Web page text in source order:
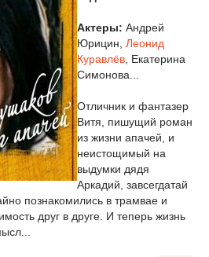
Актеры: Андрей
Юрицин, Леонид
Куравлёв , Екатерина
Симонова...
Отличник и фантазер
Витя, пишущий роман
из жизни апачей, и
неистощимый на
выдумки дядя
Аркадий, завсегдатай
познакомились в трамвае и
друг в друге. И теперь жизнь